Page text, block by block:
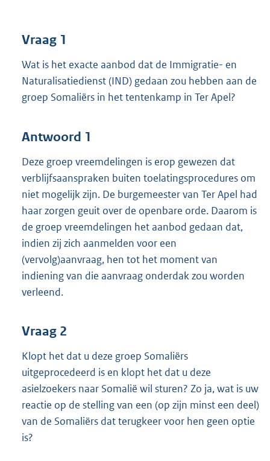
Vraag 1
Wat is het exacte aanbod dat de Immigratie- en
Naturalisatiedienst (IND) gedaan zou hebben aan de
groep Somaliërs in het tentenkamp in Ter Apel?
Antwoord 1
Deze groep vreemdelingen is erop gewezen dat
verblijfsaanspraken buiten toelatingsprocedures om
niet mogelijk zijn. De burgemeester van Ter Apel had
haar zorgen geuit over de openbare orde. Daarom is
de groep vreemdelingen het aanbod gedaan dat,
indien zij zich aanmelden voor een
(vervolg)aanvraag, hen tot het moment van
indiening van die aanvraag onderdak zou worden
verleend.
Vraag 2
Klopt het dat u deze groep Somaliërs
uitgeprocedeerd is en klopt het dat u deze
asielzoekers naar Somalië wil sturen? Zo ja, wat is uw
reactie op de stelling van een (op zijn minst een deel)
van de Somaliërs dat terugkeer voor hen geen optie
is?